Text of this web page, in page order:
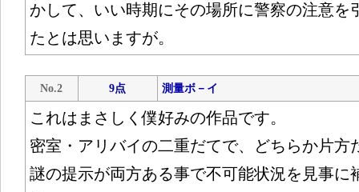
かして、いい時期にその場所に警察の注意を
たとは思いますが。
No.2 9点 測量ボ－イ
これはまさしく僕好みの作品です。
密室・アリバイの二重だてで、どちらか片方
謎の提示が両方ある事で不可能状況を見事に